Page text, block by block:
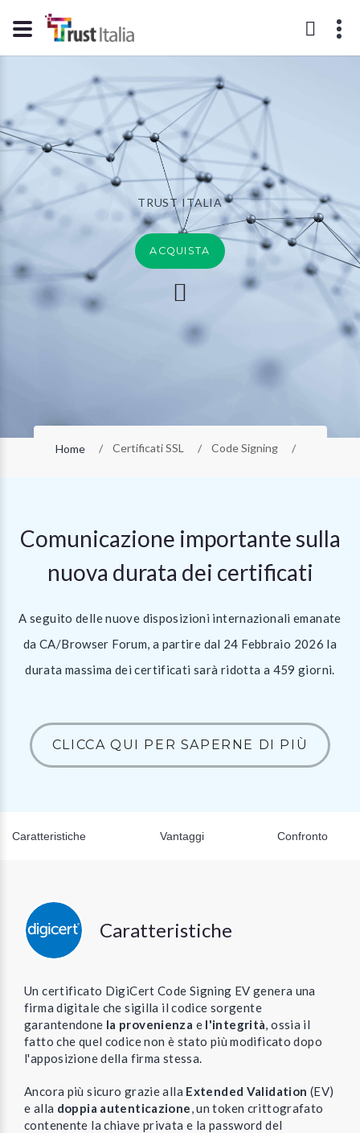
TRUST ITALIA
ACQUISTA
Home Certificati SSL Code Signing
Comunicazione importante sulla
nuova durata dei certificati
A seguito delle nuove disposizioni internazionali emanate
da CA/Browser Forum, a partire dal 24 Febbraio 2026 la
durata massima dei certificati sarà ridotta a 459 giorni.
CLICCA QUI PER SAPERNE DI PIÙ
Caratteristiche Vantaggi Confronto
Caratteristiche
Un certificato DigiCert Code Signing EV genera una
firma digitale che sigilla il codice sorgente
garantendone la provenienza e l'integrità, ossia il
fatto che quel codice non è stato più modificato dopo
l'apposizione della firma stessa.
Ancora più sicuro grazie alla Extended Validation (EV)
e alla doppia autenticazione, un token crittografato
contenente la chiave privata e la password del